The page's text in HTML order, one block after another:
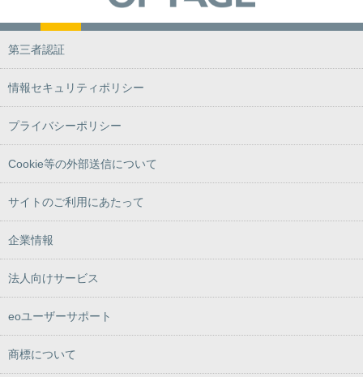
第三者認証
情報セキュリティポリシー
プライバシーポリシー
Cookie等の外部送信について
サイトのご利用にあたって
企業情報
法人向けサービス
eoユーザーサポート
商標について